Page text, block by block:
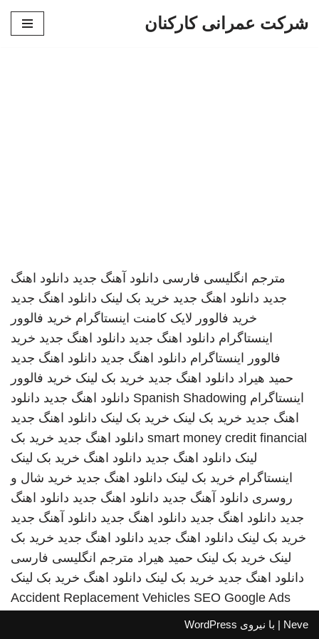
شرکت عمرانی کارکنان
مترجم انگلیسی فارسی دانلود آهنگ جدید دانلود اهنگ
جدید دانلود اهنگ جدید خرید بک لینک دانلود اهنگ جدید
خرید فالوور لایک کامنت اینستاگرام خرید فالوور
اینستاگرام دانلود اهنگ جدید دانلود اهنگ جدید خرید
فالوور اینستاگرام دانلود اهنگ جدید دانلود اهنگ جدید
حمید هیراد دانلود اهنگ جدید خرید بک لینک خرید فالوور
اینستاگرام Spanish Shadowing دانلود اهنگ جدید دانلود
اهنگ جدید خرید بک لینک خرید بک لینک دانلود اهنگ جدید
smart money credit financial دانلود اهنگ جدید خرید بک
لینک دانلود اهنگ جدید دانلود اهنگ خرید بک لینک
اینستاگرام خرید بک لینک دانلود اهنگ جدید خرید شال و
روسری دانلود آهنگ جدید دانلود اهنگ جدید دانلود اهنگ
جدید دانلود اهنگ جدید دانلود اهنگ جدید دانلود آهنگ جدید
خرید بک لینک دانلود اهنگ جدید دانلود اهنگ جدید خرید بک
لینک خرید بک لینک حمید هیراد مترجم انگلیسی فارسی
دانلود اهنگ جدید خرید بک لینک دانلود اهنگ خرید بک لینک
Accident Replacement Vehicles SEO Google Ads
Neve | با نیروی WordPress